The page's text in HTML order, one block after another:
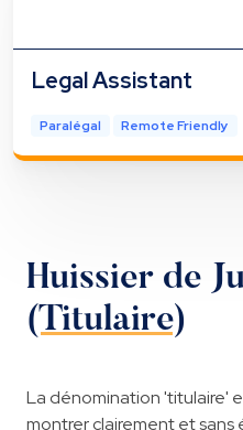
Legal Assistant
Paralégal Remote Friendly
Huissier de
(Titulaire)
La dénomination 'titulaire'
montrer clairement et